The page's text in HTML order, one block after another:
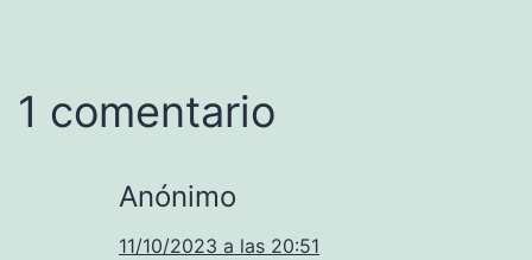
1 comentario
Anónimo
11/10/2023 a las 20:51